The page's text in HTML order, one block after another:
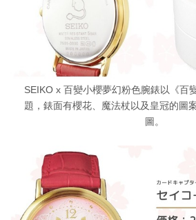
SEIKO x 百變小櫻夢幻粉色腕錶以《百
題，錶面有櫻花、魔法杖以及皇冠的圖
圖。